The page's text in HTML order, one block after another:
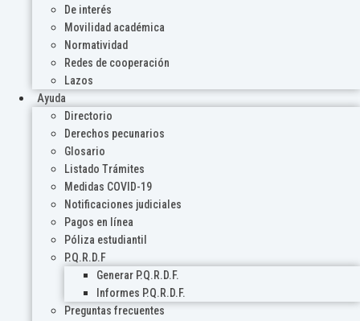
De interés
Movilidad académica
Normatividad
Redes de cooperación
Lazos
Ayuda
Directorio
Derechos pecunarios
Glosario
Listado Trámites
Medidas COVID-19
Notificaciones judiciales
Pagos en línea
Póliza estudiantil
P.Q.R.D.F
Generar P.Q.R.D.F.
Informes P.Q.R.D.F.
Preguntas frecuentes